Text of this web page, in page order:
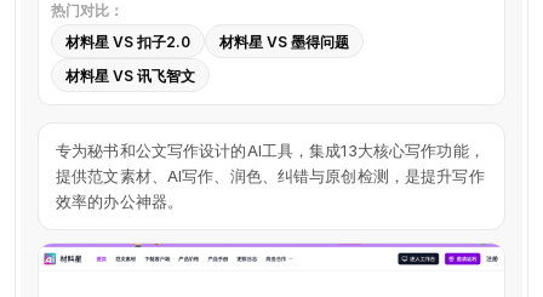
具
热门对比：
材料星 VS 扣子2.0
材料星 VS 墨得问题
材料星 VS 讯飞智文
专为秘书和公文写作设计的AI工具，集成13大核心写作功能，
提供范文素材、AI写作、润色、纠错与原创检测，是提升写作
效率的办公神器。